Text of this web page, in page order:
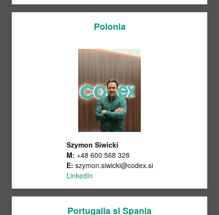
Polonia
Szymon Siwicki
M: +48 600 568 328
E: szymon.siwicki@codex.si
LinkedIn
Portugalia și Spania